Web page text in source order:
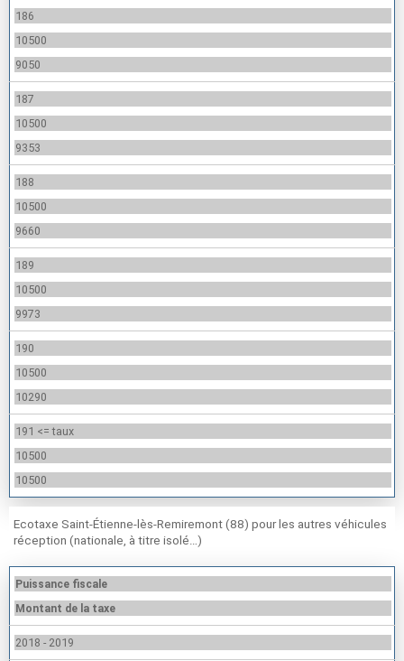
186
10500
9050
187
10500
9353
188
10500
9660
189
10500
9973
190
10500
10290
191 <= taux
10500
10500
Ecotaxe Saint-Étienne-lès-Remiremont (88) pour les autres véhicules
réception (nationale, à titre isolé…)
Puissance fiscale
Montant de la taxe
2018 - 2019